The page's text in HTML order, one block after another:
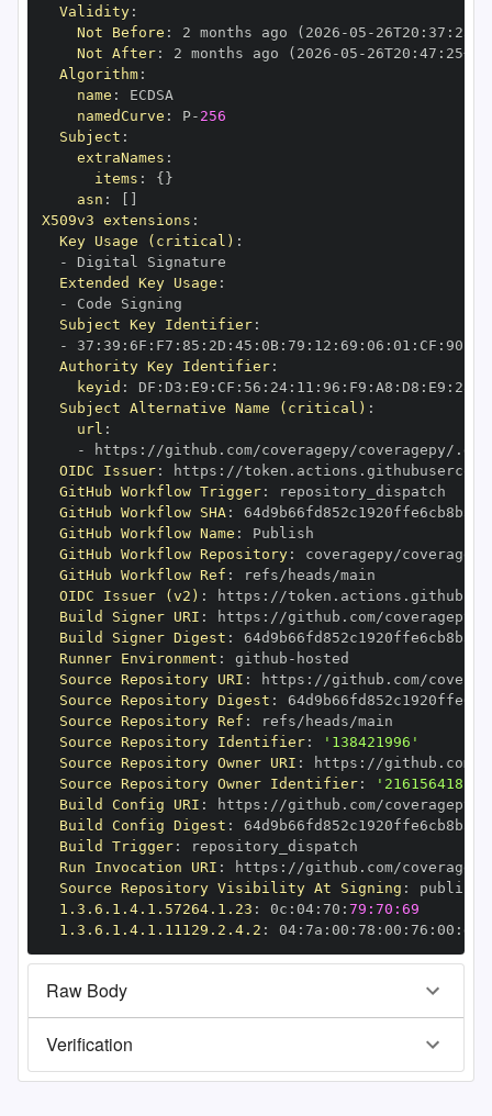
Validity:
Not Before : 2 months ago (2026 -05 - 26T20 : 37 :
Not After: 2 months ago (2026 -05 - 26T20 : 47 : 25+00
Algorithm:
name :
namedCurve : P- 256
Subject :
extraNames :
items : { }
asn :
X509v3 extensions :
Key Usage (critical) :
-
Extended Key Usage :
-
Subject Key Identifier:
-
37 : 39 : 6F : F7 : 85 : 2D : 45 : 0B: 79 : 12 : 69 : 06 : 01 : CF : 90
Authority Key Identifier:
keyid : DF : D3 : E9 : CF : 56 : 24: 11 : 96 : F9 : A8 : D8 : E9 : 28
Subject Alternative Name (critical) :
url :
-
https :
OIDC Issuer: https :
GitHub Workflow Trigger:
GitHub Workflow SHA:
GitHub Workflow Name :
GitHub Workflow Repository:
GitHub Workflow Ref :
OIDC Issuer (v2) : https :
Build Signer URI : https :
Build Signer Digest :
Runner Environment : github -
Source Repository URI : https :
Source Repository Digest :
Source Repository Ref :
Source Repository Identifier:
'138421996'
Source Repository Owner URI : https :
Source Repository Owner Identifier:
'216156418'
Build Config URI : https :
Build Config Digest :
Build Trigger:
Run Invocation URI : https :
Source Repository Visibility At Signing :
1.3.6.1.4.1.57264.1.23 : 0c : 04: 70 : 79:70:69
1.3.6.1.4.1.11129.2.4.2 : 04: 7a : 00 : 78 : 00 : 76 : 00 : dd
Raw Body
Verification